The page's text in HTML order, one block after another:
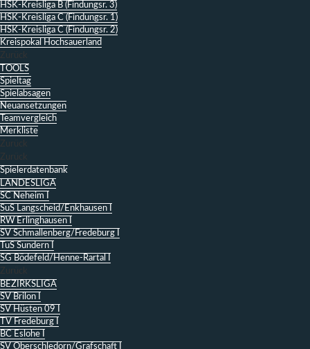
HSK-Kreisliga B (Findungsr. 3)
HSK-Kreisliga C (Findungsr. 1)
HSK-Kreisliga C (Findungsr. 2)
Kreispokal Hochsauerland
Zurück
TOOLS
Spieltag
Spielabsagen
Neuansetzungen
Teamvergleich
Merkliste
Zurück
Zurück
Spielerdatenbank
LANDESLIGA
SC Neheim I
SuS Langscheid/Enkhausen I
RW Erlinghausen I
SV Schmallenberg/Fredeburg I
TuS Sundern I
SG Bödefeld/Henne-Rartal I
Zurück
BEZIRKSLIGA
SV Brilon I
SV Hüsten 09 I
TV Fredeburg I
BC Eslohe I
SV Oberschledorn/Grafschaft I